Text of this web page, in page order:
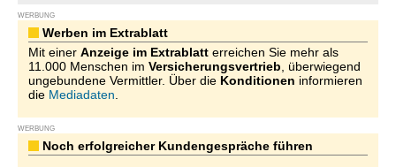
WERBUNG
Werben im Extrablatt
Mit einer Anzeige im Extrablatt erreichen Sie mehr als
11.000 Menschen im Versicherungsvertrieb , überwiegend
ungebundene Vermittler. Über die Konditionen informieren
die Mediadaten
WERBUNG
Noch erfolgreicher Kundengespräche führen